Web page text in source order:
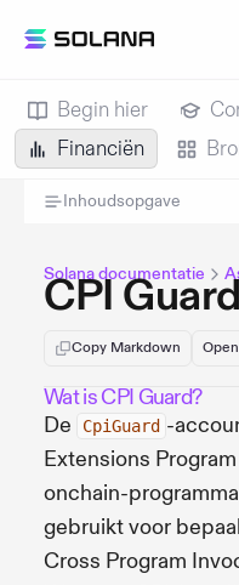
Begin hier
Financiën
Inhoudsopgave
Solana documentatie
CPI
Copy Markdown Open
Wat is CPI Guard?
De
CpiGuard -
Extensions
onchain-
gebruikt voor
Cross Program